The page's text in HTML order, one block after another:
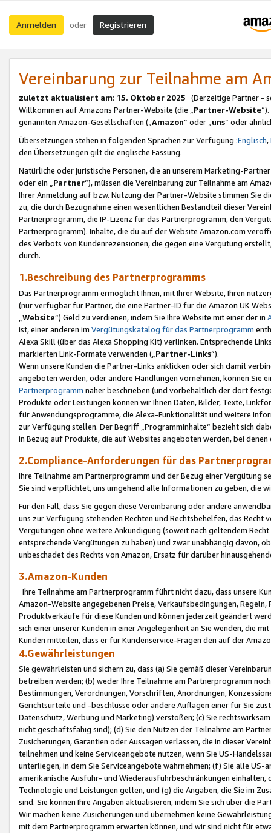
Anmelden oder Registrieren
Vereinbarung zur Teilnahme am
zuletzt aktualisiert am: 15. Oktober 2025 (Derzeitige Partner -
Willkommen auf Amazons Partner-Website (die „Partner-Website
genannten Amazon-Gesellschaften („Amazon“ oder „uns“ oder
Übersetzungen stehen in folgenden Sprachen zur Verfügung :Englisch,
den Übersetzungen gilt die englische Fassung.
Natürliche oder juristische Personen, die an unserem Marketing-
oder ein „Partner“), müssen die Vereinbarung zur Teilnahme am
Ihrer Anmeldung auf bzw. Nutzung der Partner-Website stimmen Sie
zu, die durch Bezugnahme einen wesentlichen Bestandteil dieser
Partnerprogramm, die IP-Lizenz für das Partnerprogramm, den
Partnerprogramm). Inhalte, die du auf der Website Amazon.com
des Verbots von Kundenrezensionen, die gegen eine Vergütung
durch.
1.Beschreibung des Partnerprogramms
Das Partnerprogramm ermöglicht Ihnen, mit Ihrer Website, Ihren
(nur verfügbar für Partner, die eine Partner-ID für die Amazon UK
Website“) Geld zu verdienen, indem Sie Ihre Website mit einer der in
ist, einer anderen im Vergütungskatalog für das Partnerprogramm
Alexa Skill (über das Alexa Shopping Kit) verlinken. Entsprechende
markierten Link-Formate verwenden („ Partner-Links“).
Wenn unsere Kunden die Partner-Links anklicken oder sich damit
angeboten werden, oder andere Handlungen vornehmen, können Sie
Partnerprogramm näher beschrieben (und vorbehaltlich der dort
Produkte oder Leistungen können wir Ihnen Daten, Bilder, Texte,
für Anwendungsprogramme, die Alexa-Funktionalität und weitere
zur Verfügung stellen. Der Begriff „Programminhalte“ bezieht sich
in Bezug auf Produkte, die auf Websites angeboten werden, bei
2.Compliance-Anforderungen für das
Ihre Teilnahme am Partnerprogramm und der Bezug einer Vergütung
Sie sind verpflichtet, uns umgehend alle Informationen zu geben, die
Für den Fall, dass Sie gegen diese Vereinbarung oder andere
uns zur Verfügung stehenden Rechten und Rechtsbehelfen, das
Vergütungen ohne weitere Ankündigung (soweit nach geltendem
entsprechende Vergütungen zu haben) und zwar unabhängig davon,
unbeschadet des Rechts von Amazon, Ersatz für darüber
3.Amazon-Kunden
Ihre Teilnahme am Partnerprogramm führt nicht dazu, dass unsere
Amazon-Website angegebenen Preise, Verkaufsbedingungen,
Produktverkäufe für diese Kunden und können jederzeit geändert
sich einer unserer Kunden in einer Angelegenheit an Sie wenden, die
Kunden mitteilen, dass er für Kundenservice-Fragen den auf der
4.Gewährleistungen
Sie gewährleisten und sichern zu, dass (a) Sie gemäß dieser
betreiben werden; (b) weder Ihre Teilnahme am Partnerprogramm
Bestimmungen, Verordnungen, Vorschriften, Anordnungen,
Gerichtsurteile und -beschlüsse oder andere Auflagen einer für Sie
Datenschutz, Werbung und Marketing) verstoßen; (c) Sie
nicht geschäftsfähig sind); (d) Sie den Nutzen der Teilnahme am
Zusicherungen, Garantien oder Aussagen verlassen, die in dieser
teilnehmen und keine Serviceangebote nutzen, wenn Sie US-
unterliegen, in dem Sie Serviceangebote wahrnehmen; (f) Sie alle
amerikanische Ausfuhr- und Wiederausfuhrbeschränkungen
Technologie und Leistungen gelten, und (g) die Angaben, die Sie im
sind. Sie können Ihre Angaben aktualisieren, indem Sie sich über die
Wir machen keine Zusicherungen und übernehmen keine
mit dem Partnerprogramm erwarten können, und wir sind nicht für